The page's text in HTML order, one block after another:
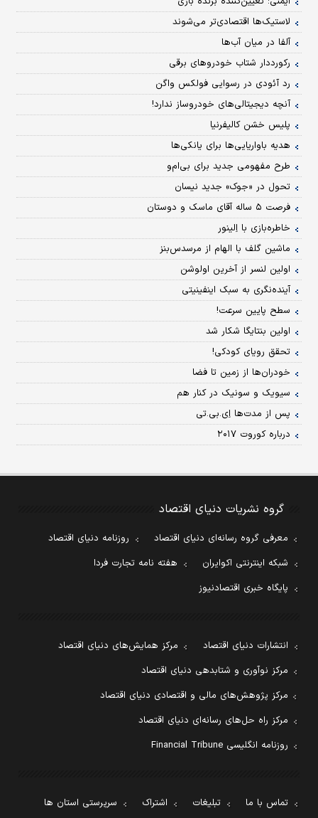
لاستیک‌ها اقتصادی‌تر می‌شوند
آلفا در میان آب‌ها
رکورد‌دار شتاب خودروهای برقی
رد آئودی در رسوایی فولکس واگن
آنچه دیجیتالی‌های خودروساز ندارد!
پلیس خشن کالیفرنیا
هدیه باواریایی‌ها برای یانکی‌ها
طرح مفهومی جدید برای بی‌ام‌و
تحول در «جوک» جدید نیسان
فرصت ۵ ساله آقای ماسک و دوستان
خاطره‌بازی با اِلینور
ماشین گلف با الهام از مرسدس‌بنز
اولین لنسر از آخرین اولوشن
آینده‌نگری به سبک اینفینیتی
سطح پایین سرعت!
اولین بنتایگا شکار شد
تحقق رویای کودکی!
خودران‌ها از زمین تا فضا
سیویک و سونیک در کنار هم
پس از مدت‌ها اِی.بی.تی
درباره کوروت ۲۰۱۷
گروه نشریات دنیای اقتصاد
معرفی گروه رسانه‌ای دنیای اقتصاد
روزنامه دنیای اقتصاد
شبکه اینترنتی اکوایران
هفته نامه تجارت فردا
پایگاه خبری اقتصادنیوز
انتشارات دنیای اقتصاد
مرکز همایش‌های دنیای اقتصاد
مرکز نوآوری و شتابدهی دنیای اقتصاد
مرکز پژوهش‌های مالی و اقتصادی دنیای اقتصاد
مرکز راه حل‌های رسانه‌ای دنیای اقتصاد
روزنامه انگلیسی Financial Tribune
تماس با ما تبلیغات اشتراک سرپرستی استان ها